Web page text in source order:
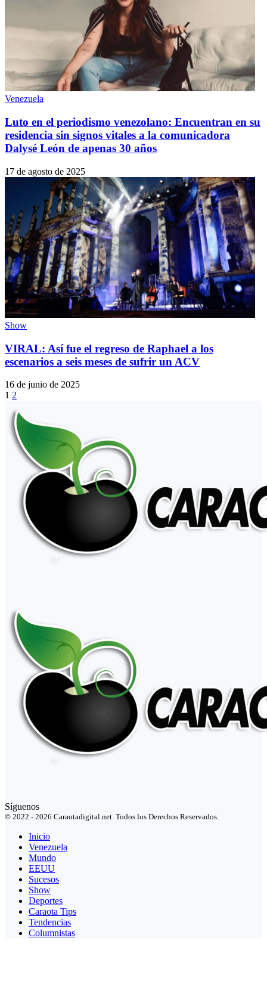
Venezuela
Luto en el periodismo venezolano: Encuentran en su
residencia sin signos vitales a la comunicadora
Dalysé León de apenas 30 años
17 de agosto de 2025
Show
VIRAL: Así fue el regreso de Raphael a los
escenarios a seis meses de sufrir un ACV
16 de junio de 2025
1 2
Síguenos
© 2022 - 2026 Caraotadigital.net. Todos los Derechos Reservados.
Inicio
Venezuela
Mundo
EEUU
Sucesos
Show
Deportes
Caraota Tips
Tendencias
Columnistas